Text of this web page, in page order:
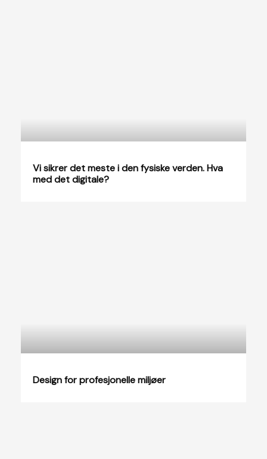
Vi sikrer det meste i den fysiske verden. Hva
med det digitale?
Design for profesjonelle miljøer